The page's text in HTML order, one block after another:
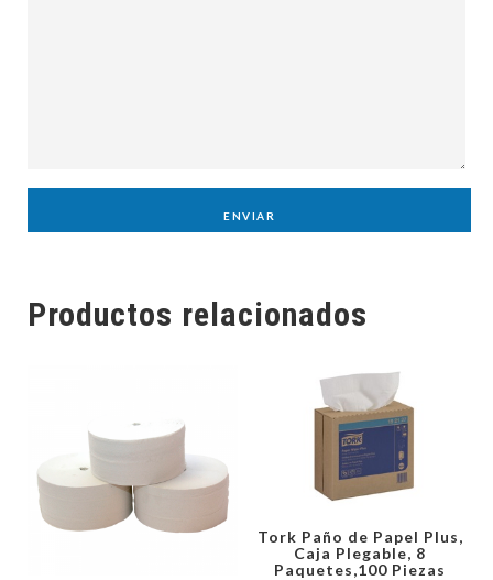
Productos relacionados
Tork Paño de Papel Plus,
Caja Plegable, 8
Paquetes,100 Piezas